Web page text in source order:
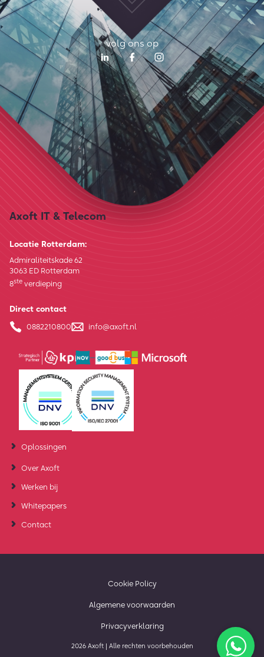
volg ons op
Axoft IT & Telecom
Locatie Rotterdam:
Admiraliteitskade 62
3063 ED Rotterdam
8ste verdieping
Direct contact
0882210800 info@axoft.nl
Oplossingen
Over Axoft
Werken bij
Whitepapers
Contact
Cookie Policy
Algemene voorwaarden
Privacyverklaring
2026 Axoft | Alle rechten voorbehouden